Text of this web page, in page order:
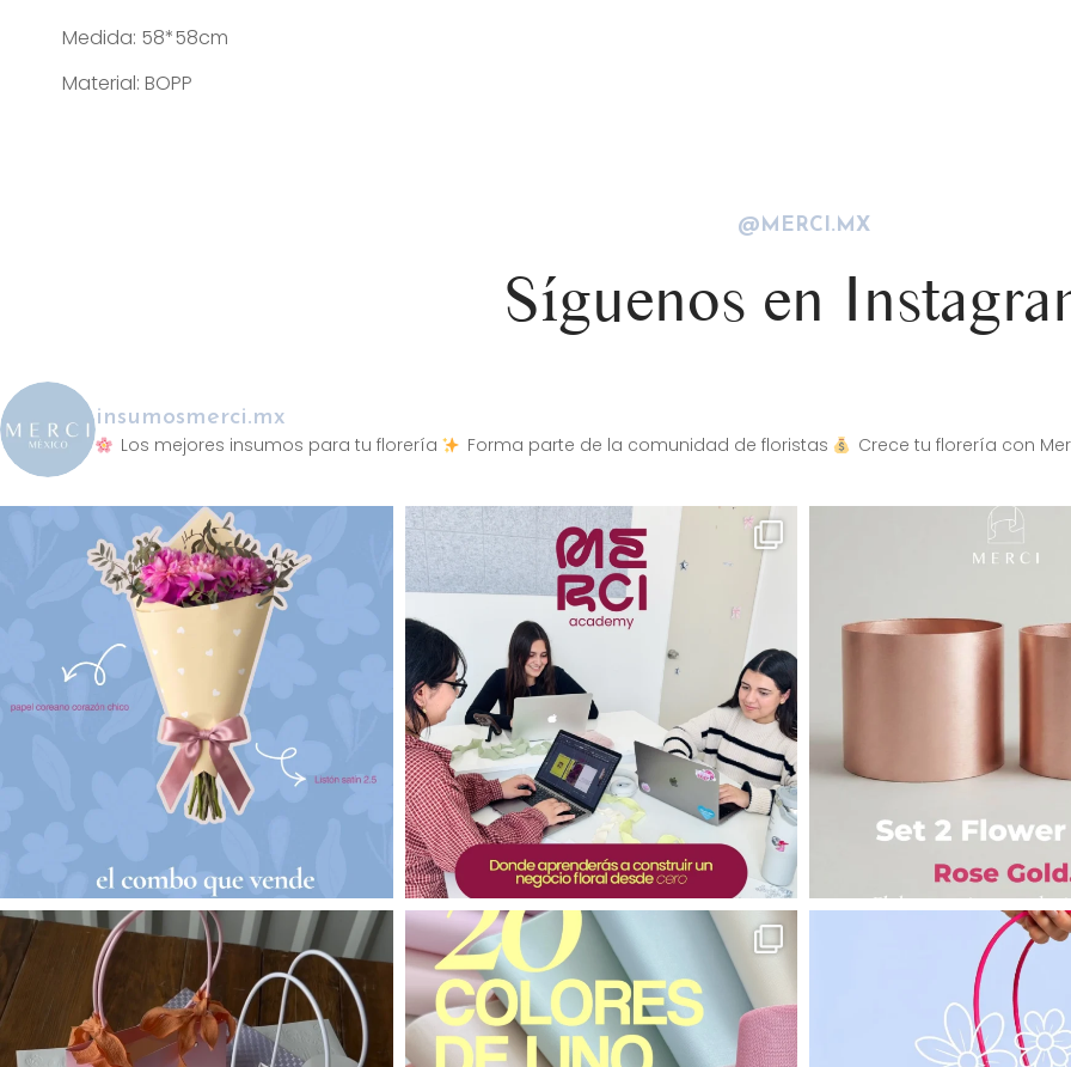
Medida: 58*58cm
Material: BOPP
@MERCI.MX
Síguenos en
insumosmerci.mx
Los mejores insumos para tu florería
Forma parte de la comunidad de floristas Crece tu florería con